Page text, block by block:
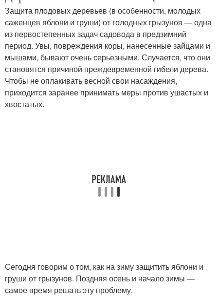
Защита плодовых деревьев (в особенности, молодых
саженцев яблони и груши) от голодных грызунов — одна
из первостепенных задач садовода в предзимний
период. Увы, повреждения коры, нанесенные зайцами и
мышами, бывают очень серьезными. Случается, что они
становятся причиной преждевременной гибели дерева.
Чтобы не оплакивать весной свои насаждения,
приходится заранее принимать меры против ушастых и
хвостатых.
Сегодня говорим о том, как на зиму защитить яблони и
груши от грызунов. Поздняя осень и начало зимы —
самое время решать эту проблему.